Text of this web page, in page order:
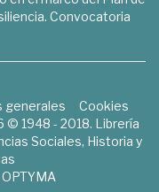
Convocatoria
generales
Cookies
© 1948 - 2018. Librería
Sociales, Historia y
OPTYMA